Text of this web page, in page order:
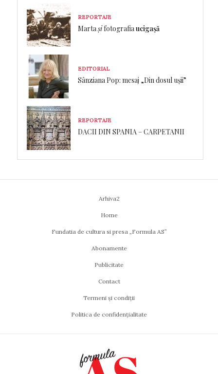
REPORTAJE
Martașifotografia ucigașă
EDITORIAL
Sânziana Pop: mesaj „Din dosul ușii”
REPORTAJE
DACII DIN SPANIA – CARPETANII
Arhiva2
Home
Fundatia de cultura si presa „Formula AS”
Abonamente
Publicitate
Contact
Termeni și condiții
Politica de confidențialitate